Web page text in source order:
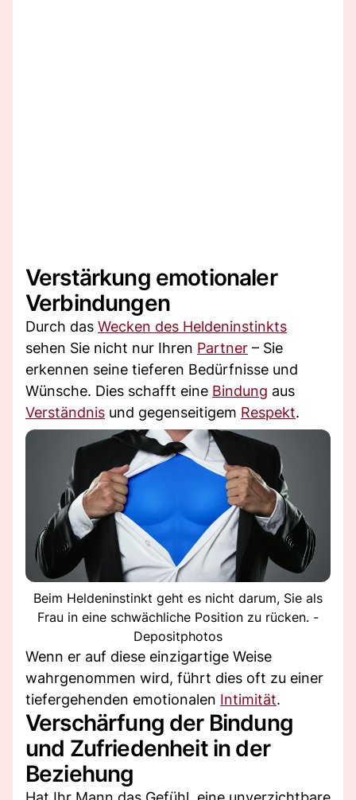
Verstärkung emotionaler
Verbindungen
Durch das Wecken des Heldeninstinkts
sehen Sie nicht nur Ihren Partner – Sie
erkennen seine tieferen Bedürfnisse und
Wünsche. Dies schafft eine Bindung aus
Verständnis und gegenseitigem Respekt.
Beim Heldeninstinkt geht es nicht darum, Sie als
Frau in eine schwächliche Position zu rücken. -
Depositphotos
Wenn er auf diese einzigartige Weise
wahrgenommen wird, führt dies oft zu einer
tiefergehenden emotionalen Intimität.
Verschärfung der Bindung
und Zufriedenheit in der
Beziehung